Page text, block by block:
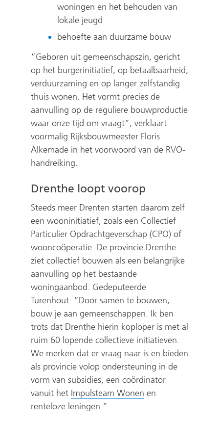
woningen en het behouden van
lokale jeugd
behoefte aan duurzame bouw
“Geboren uit gemeenschapszin, gericht
op het burgerinitiatief, op betaalbaarheid,
verduurzaming en op langer zelfstandig
thuis wonen. Het vormt precies de
aanvulling op de reguliere bouwproductie
waar onze tijd om vraagt”, verklaart
voormalig Rijksbouwmeester Floris
Alkemade in het voorwoord van de RVO-
handreiking.
Drenthe loopt voorop
Steeds meer Drenten starten daarom zelf
een wooninitiatief, zoals een Collectief
Particulier Opdrachtgeverschap (CPO) of
wooncoöperatie. De provincie Drenthe
ziet collectief bouwen als een belangrijke
aanvulling op het bestaande
woningaanbod. Gedeputeerde
Turenhout: “Door samen te bouwen,
bouw je aan gemeenschappen. Ik ben
trots dat Drenthe hierin koploper is met al
ruim 60 lopende collectieve initiatieven.
We merken dat er vraag naar is en bieden
als provincie volop ondersteuning in de
vorm van subsidies, een coördinator
vanuit het Impulsteam Wonen en
renteloze leningen.”